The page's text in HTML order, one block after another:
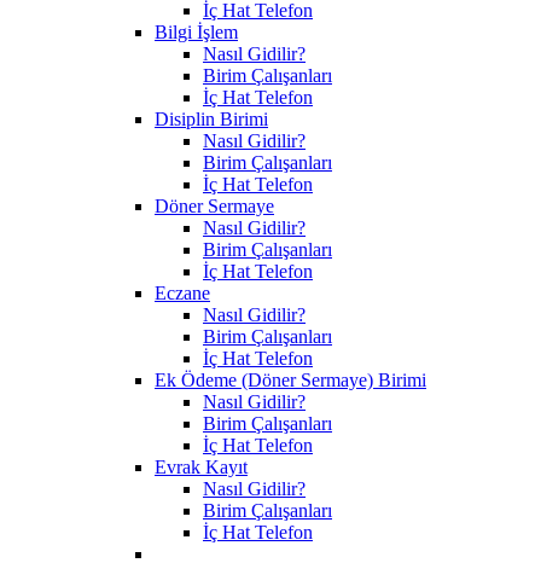
İç Hat Telefon
Bilgi İşlem
Nasıl Gidilir?
Birim Çalışanları
İç Hat Telefon
Disiplin Birimi
Nasıl Gidilir?
Birim Çalışanları
İç Hat Telefon
Döner Sermaye
Nasıl Gidilir?
Birim Çalışanları
İç Hat Telefon
Eczane
Nasıl Gidilir?
Birim Çalışanları
İç Hat Telefon
Ek Ödeme (Döner Sermaye) Birimi
Nasıl Gidilir?
Birim Çalışanları
İç Hat Telefon
Evrak Kayıt
Nasıl Gidilir?
Birim Çalışanları
İç Hat Telefon